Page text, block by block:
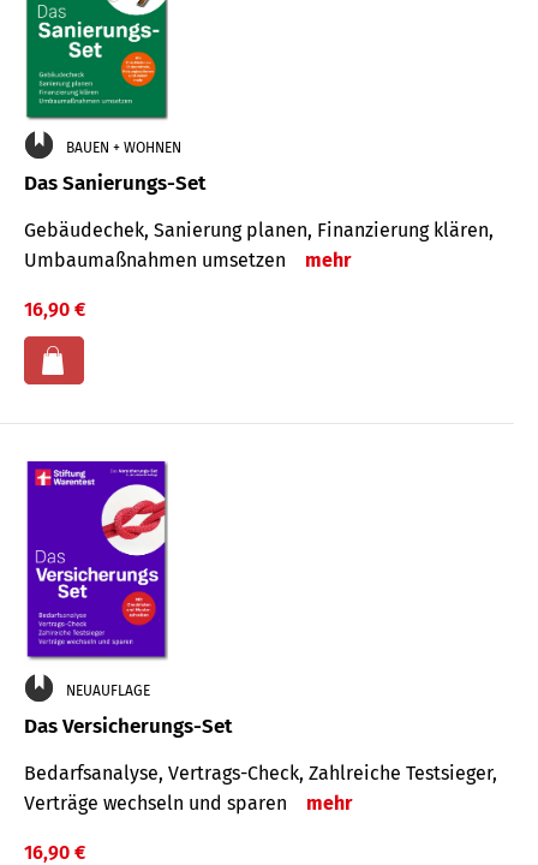
BAUEN + WOHNEN
Das Sanierungs-Set
Gebäudechek, Sanierung planen, Finanzierung klären,
Umbaumaßnahmen umsetzen
mehr
16,90 €
NEUAUFLAGE
Das Versicherungs-Set
Bedarfsanalyse, Vertrags-Check, Zahlreiche Testsieger,
Verträge wechseln und sparen
mehr
16,90 €